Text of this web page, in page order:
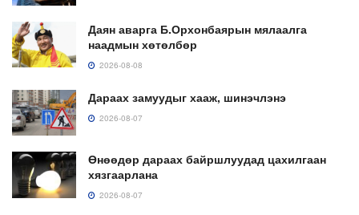
Даян аварга Б.Орхонбаярын мялаалга
наадмын хөтөлбөр
2026-08-08
Дараах замуудыг хааж, шинэчлэнэ
2026-08-07
Өнөөдөр дараах байршлуудад цахилгаан
хязгаарлана
2026-08-07